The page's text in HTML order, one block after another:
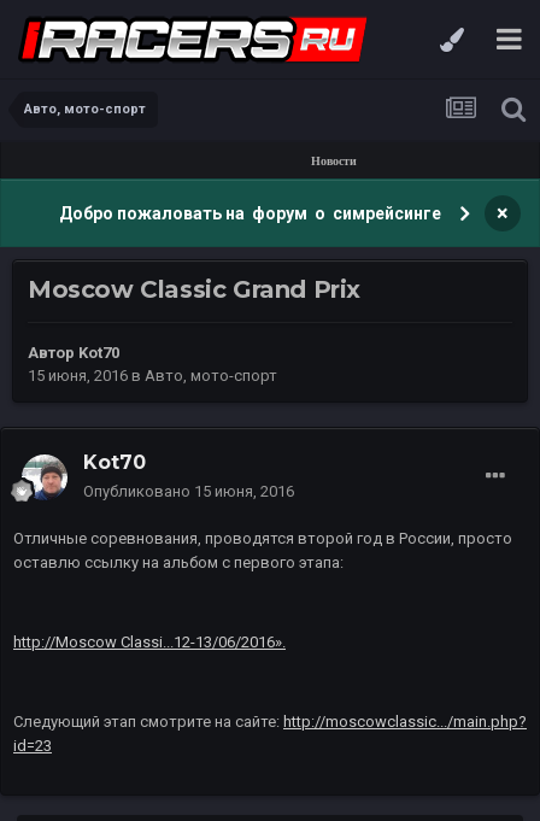
Авто, мото-спорт
Новости
Добро пожаловать на форум о симрейсинге ×
Moscow Classic Grand Prix
Автор Kot70
15 июня, 2016 в Авто, мото-спорт
Kot70
Опубликовано 15 июня, 2016
Отличные соревнования, проводятся второй год в России, просто
оставлю ссылку на альбом с первого этапа:
http://Moscow Classi...12-13/06/2016».
Следующий этап смотрите на сайте: http://moscowclassic.../main.php?
id=23